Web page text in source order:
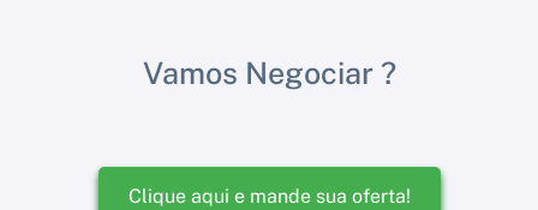
Vamos Negociar ?
Clique aqui e mande sua oferta!